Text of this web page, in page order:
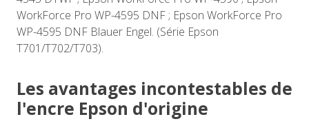
WorkForce Pro WP-4595 DNF ; Epson WorkForce Pro
WP-4595 DNF Blauer Engel. (Série Epson
T701/T702/T703).
Les avantages incontestables de
l'encre Epson d'origine